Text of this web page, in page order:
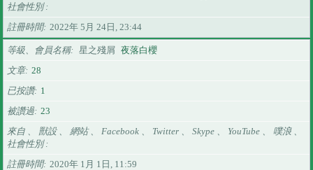
社會性別
註冊時間
2022年 5月 24日, 23:44
等級、會員名稱 星之殘屑 夜落白櫻
文章 28
已按讚
1
被讚過 23
來自 、 獸設 、 網站 、 Facebook 、 Twitter 、 Skype 、 YouTube 、 噗浪 、
社會性別
註冊時間
2020年 1月 1日, 11:59